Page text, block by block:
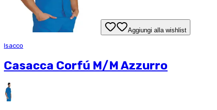
Aggiungi alla wishlist
Isacco
Casacca Corfú M/M Azzurro